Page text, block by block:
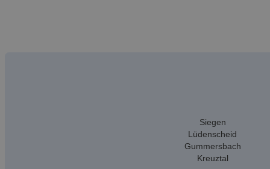
Siegen
Lüdenscheid
Gummersbach
Kreuztal